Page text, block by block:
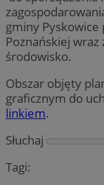
gminy Pyskowice
Poznańskiej wraz
środowisko.
Obszar objęty
graficznym do
linkiem.
Słuchaj
Tagi: